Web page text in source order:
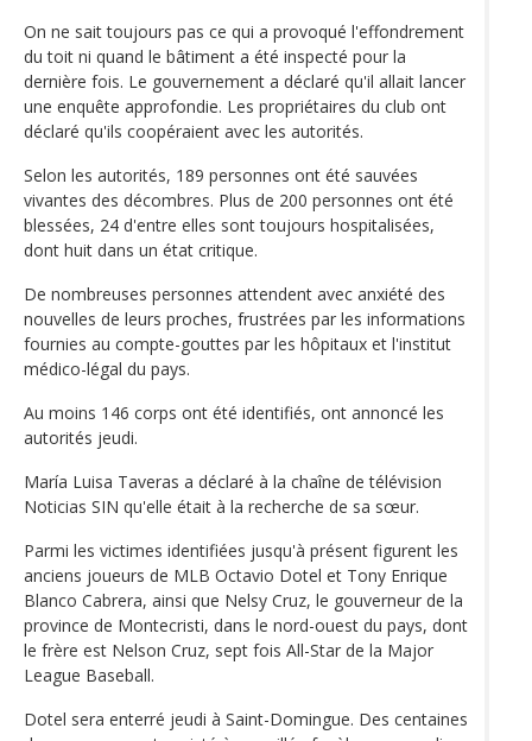
On ne sait toujours pas ce qui a provoqué l'effondrement
du toit ni quand le bâtiment a été inspecté pour la
dernière fois. Le gouvernement a déclaré qu'il allait lancer
une enquête approfondie. Les propriétaires du club ont
déclaré qu'ils coopéraient avec les autorités.
Selon les autorités, 189 personnes ont été sauvées
vivantes des décombres. Plus de 200 personnes ont été
blessées, 24 d'entre elles sont toujours hospitalisées,
dont huit dans un état critique.
De nombreuses personnes attendent avec anxiété des
nouvelles de leurs proches, frustrées par les informations
fournies au compte-gouttes par les hôpitaux et l'institut
médico-légal du pays.
Au moins 146 corps ont été identifiés, ont annoncé les
autorités jeudi.
María Luisa Taveras a déclaré à la chaîne de télévision
Noticias SIN qu'elle était à la recherche de sa sœur.
Parmi les victimes identifiées jusqu'à présent figurent les
anciens joueurs de MLB Octavio Dotel et Tony Enrique
Blanco Cabrera, ainsi que Nelsy Cruz, le gouverneur de la
province de Montecristi, dans le nord-ouest du pays, dont
le frère est Nelson Cruz, sept fois All-Star de la Major
League Baseball.
Dotel sera enterré jeudi à Saint-Domingue. Des centaines